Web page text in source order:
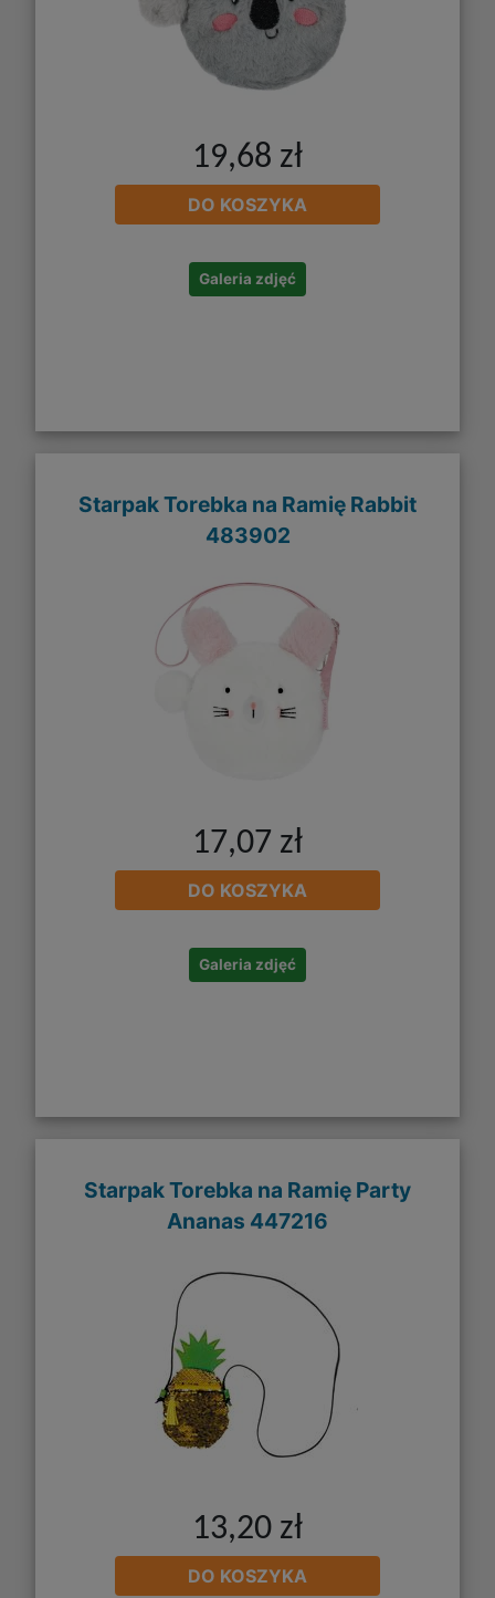
19,68 zł
DO KOSZYKA
Galeria zdjęć
Starpak Torebka na Ramię Rabbit
483902
17,07 zł
DO KOSZYKA
Galeria zdjęć
Starpak Torebka na Ramię Party
Ananas 447216
13,20 zł
DO KOSZYKA